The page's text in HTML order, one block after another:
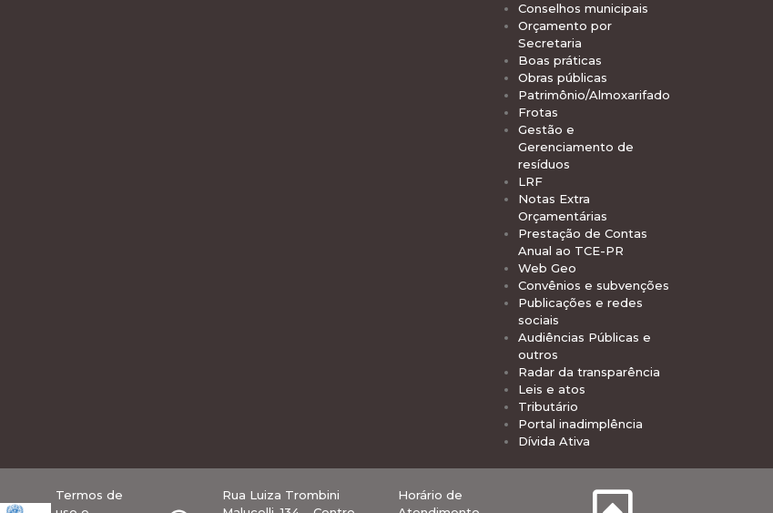
Conselhos municipais
Orçamento por
Secretaria
Boas práticas
Obras públicas
Patrimônio/Almoxarifado
Frotas
Gestão e
Gerenciamento de
resíduos
LRF
Notas Extra
Orçamentárias
Prestação de Contas
Anual ao TCE-PR
Web Geo
Convênios e subvenções
Publicações e redes
sociais
Audiências Públicas e
outros
Radar da transparência
Leis e atos
Tributário
Portal inadimplência
Dívida Ativa
Termos de
Rua Luiza Trombini
Horário de